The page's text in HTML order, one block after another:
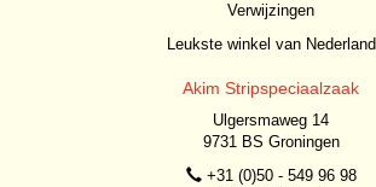
Verwijzingen
Leukste winkel van Nederland
Akim Stripspeciaalzaak
Ulgersmaweg 14
9731 BS Groningen
+31 (0)50 - 549 96 98